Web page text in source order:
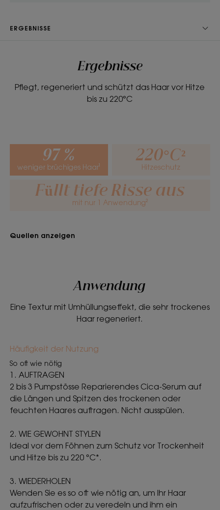
Geschmeidigkeit zurück.
Textur
Serum
Vorteile der Textur
trockenste und am meisten geschädigte Haar repariert
und dauerhaft schützt.
*Ex-vivo biometrologische Tests, durchgeführt an sehr trockenen
**Zufriedenheitsfragebogen - 33 Probanden über 22 Tage.
Anwendungen, die eine 28-tägige Anwendung auf 20
Haarsträhnen simulieren.
ERGEBNISSE
Ergebnisse
Pflegt, regeneriert und schützt das Haar vor Hitze
bis zu 220°C
97 %
weniger brüchiges Haar¹
220°C²
Hitzeschutz
Füllt tiefe Risse aus
mit nur 1 Anwendung²
Quellen anzeigen
Anwendung
Eine Textur mit Umhüllungseffekt, die sehr trockenes
Haar regeneriert.
Häufigkeit der Nutzung
So oft wie nötig
1. AUFTRAGEN
2 bis 3 Pumpstösse Reparierendes Cica-Serum auf
die Längen und Spitzen des trockenen oder
feuchten Haares auftragen. Nicht ausspülen.
2. WIE GEWOHNT STYLEN
Ideal vor dem Föhnen zum Schutz vor Trockenheit
und Hitze bis zu 220 °C*.
3. WIEDERHOLEN
Wenden Sie es so oft wie nötig an, um Ihr Haar
aufzufrischen oder zu veredeln und ihm ein